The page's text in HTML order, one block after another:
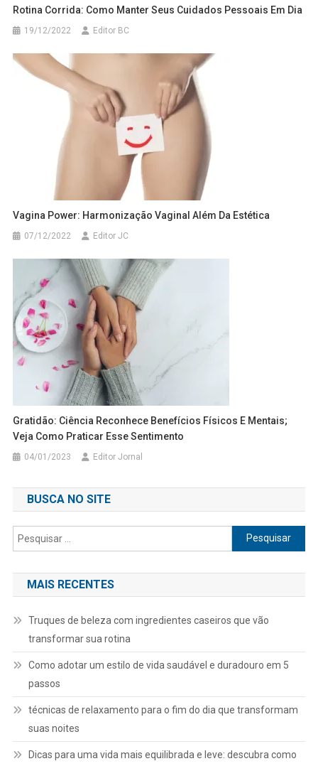
Rotina Corrida: Como Manter Seus Cuidados Pessoais Em Dia
19/12/2022 Editor BC
Vagina Power: Harmonização Vaginal Além Da Estética
07/12/2022 Editor JC
Gratidão: Ciência Reconhece Benefícios Físicos E Mentais;
Veja Como Praticar Esse Sentimento
04/01/2023 Editor Jornal
BUSCA NO SITE
Pesquisar
por:
MAIS RECENTES
Truques de beleza com ingredientes caseiros que vão
transformar sua rotina
Como adotar um estilo de vida saudável e duradouro em 5
passos
técnicas de relaxamento para o fim do dia que transformam
suas noites
Dicas para uma vida mais equilibrada e leve: descubra como